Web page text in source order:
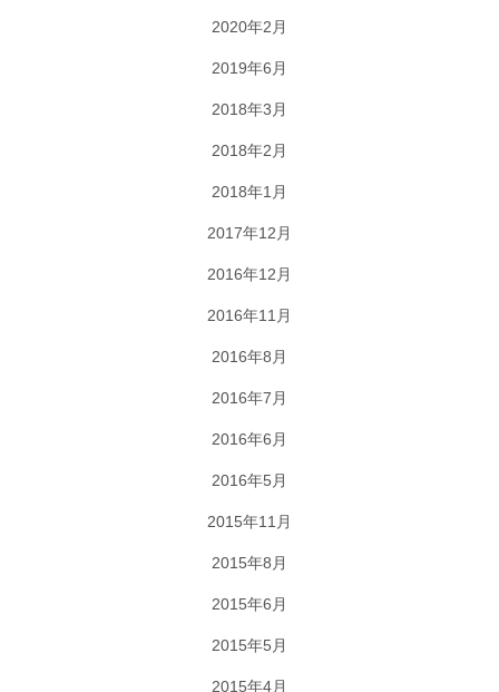
2020年2月
2019年6月
2018年3月
2018年2月
2018年1月
2017年12月
2016年12月
2016年11月
2016年8月
2016年7月
2016年6月
2016年5月
2015年11月
2015年8月
2015年6月
2015年5月
2015年4月